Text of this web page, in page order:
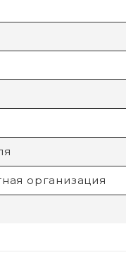
организация